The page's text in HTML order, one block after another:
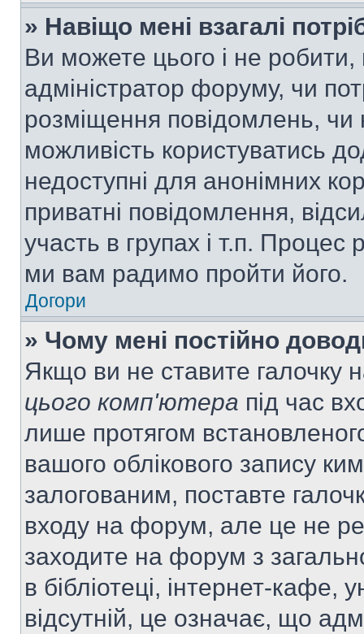
» Навіщо мені взагалі
Ви можете цього і не робити,
адміністратор форуму, чи
розміщення повідомлень, чи
можливість користуватись
недоступні для анонімних
приватні повідомлення,
участь в групах і т.п. Процес
ми вам радимо пройти його.
Догори
» Чому мені постійно
Якщо ви не ставите галочку
цього комп'ютера під час
лише протягом
вашого облікового запису
залогованим, поставте
входу на форум, але це не
заходите на форум з
в бібліотеці, інтернет-кафе,
відсутній, це означає, що